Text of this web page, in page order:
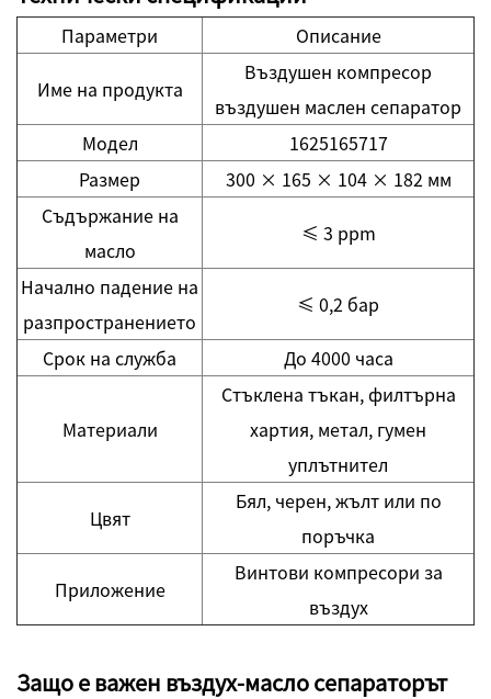
Параметри Описание
Име на продукта
Въздушен компресор
въздушен маслен сепаратор
Модел
1625165717
Размер
300 × 165 × 104 × 182 мм
Съдържание на
масло
≤ 3 ppm
Начално падение на
разпространението
≤ 0,2 бар
Срок на служба До 4000 часа
Материали
Стъклена тъкан, филтърна
хартия, метал, гумен
уплътнител
Цвят
Бял, черен, жълт или по
поръчка
Приложение
Винтови компресори за
въздух
Защо е важен въздух-масло сепараторът